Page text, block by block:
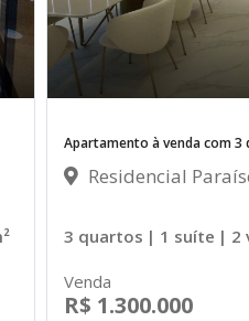
Apartamento à venda com 3
Residencial
3 quartos | 1 suíte | 2
Venda
R$ 1.300.000